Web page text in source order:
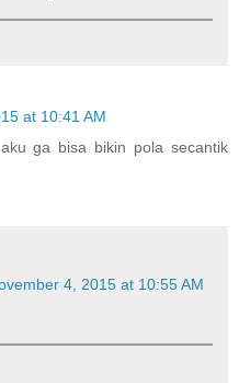
at 10:41 AM
ga bisa bikin pola secantik
4, 2015 at 10:55 AM